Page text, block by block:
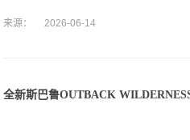
来源： 2026-06-14
全新斯巴鲁OUTBACK